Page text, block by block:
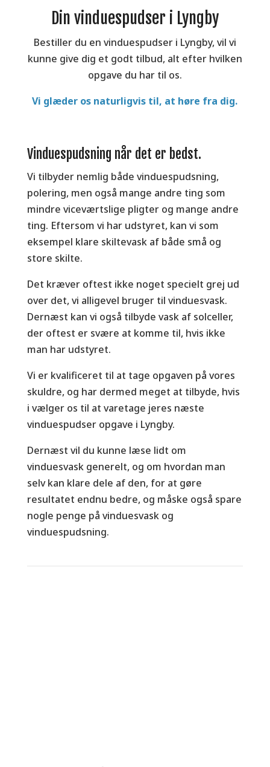
Din vinduespudser i Lyngby
Bestiller du en vinduespudser i Lyngby, vil vi
kunne give dig et godt tilbud, alt efter hvilken
opgave du har til os.
Vi glæder os naturligvis til, at høre fra dig.
Vinduespudsning når det er bedst.
Vi tilbyder nemlig både vinduespudsning,
polering, men også mange andre ting som
mindre viceværtslige pligter og mange andre
ting. Eftersom vi har udstyret, kan vi som
eksempel klare skiltevask af både små og
store skilte.
Det kræver oftest ikke noget specielt grej ud
over det, vi alligevel bruger til vinduesvask.
Dernæst kan vi også tilbyde vask af solceller,
der oftest er svære at komme til, hvis ikke
man har udstyret.
Vi er kvalificeret til at tage opgaven på vores
skuldre, og har dermed meget at tilbyde, hvis
i vælger os til at varetage jeres næste
vinduespudser opgave i Lyngby.
Dernæst vil du kunne læse lidt om
vinduesvask generelt, og om hvordan man
selv kan klare dele af den, for at gøre
resultatet endnu bedre, og måske også spare
nogle penge på vinduesvask og
vinduespudsning.